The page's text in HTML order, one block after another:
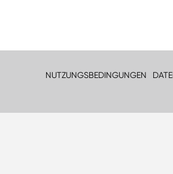
NUTZUNGSBEDINGUNGEN